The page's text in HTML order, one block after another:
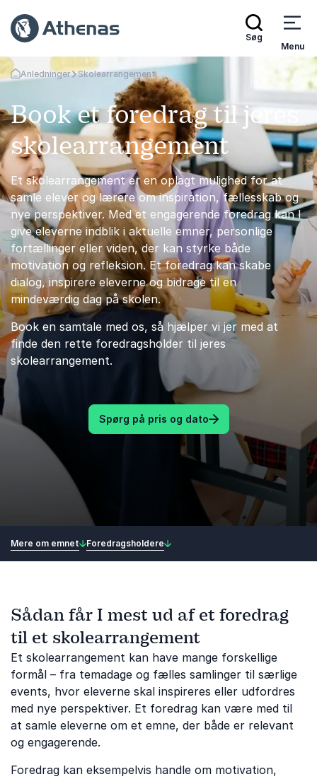
Søg
Menu
Tilbage til forsiden
Anledninger Skolearrangement
Book et foredrag til jeres
skolearrangement
Et skolearrangement er en oplagt mulighed for at
samle elever og lærere om inspiration, fællesskab og
nye perspektiver. Med et engagerende foredrag kan I
give eleverne indblik i aktuelle emner, personlige
fortællinger eller viden, der kan styrke både
motivation og refleksion. Et foredrag kan skabe
dialog, inspirere eleverne og bidrage til en
mindeværdig dag på skolen.
Book en samtale med os, så hjælper vi jer med at
finde den rette foredragsholder til jeres
skolearrangement.
Spørg på pris og dato
Mere om emnet Foredragsholdere
Sådan får I mest ud af et foredrag
til et skolearrangement
Et skolearrangement kan have mange forskellige
formål – fra temadage og fælles samlinger til særlige
events, hvor eleverne skal inspireres eller udfordres
med nye perspektiver. Et foredrag kan være med til
at samle eleverne om et emne, der både er relevant
og engagerende.
Foredrag kan eksempelvis handle om motivation,